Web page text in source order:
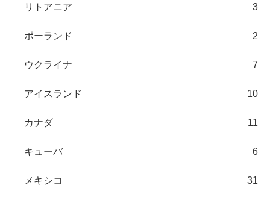
リトアニア 3
ポーランド 2
ウクライナ 7
アイスランド 10
カナダ 11
キューバ 6
メキシコ 31